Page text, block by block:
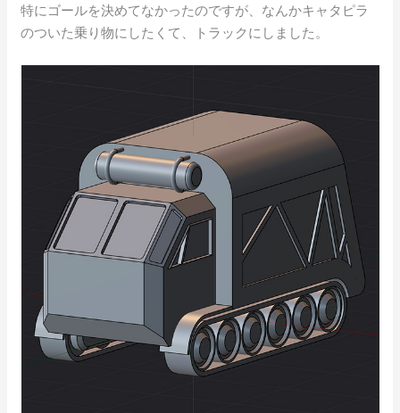
特にゴールを決めてなかったのですが、なんかキャタピラ
のついた乗り物にしたくて、トラックにしました。